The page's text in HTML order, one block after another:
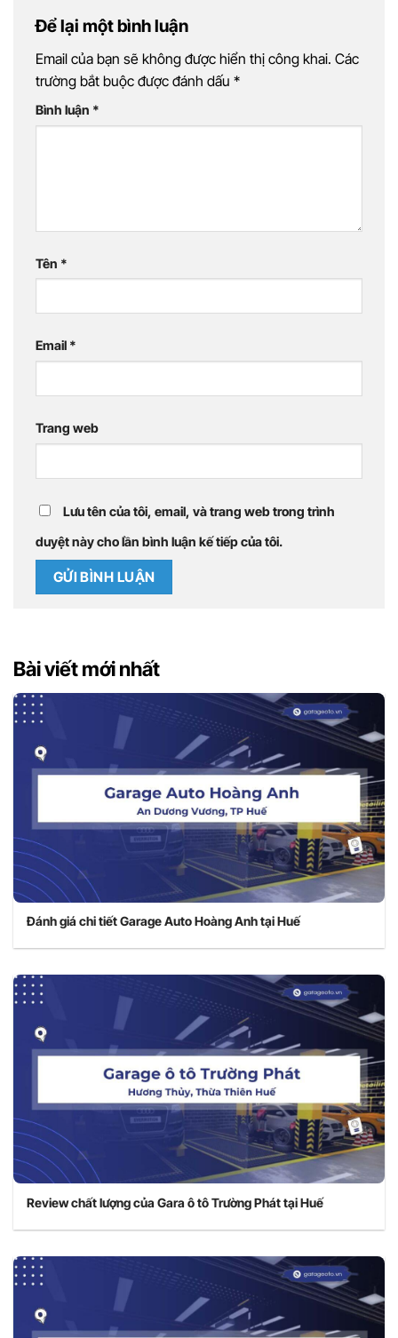
Để lại một bình luận
Email của bạn sẽ không được hiển thị công khai. Các
trường bắt buộc được đánh dấu *
Bình luận *
Tên *
Email *
Trang web
Lưu tên của tôi, email, và trang web trong trình
duyệt này cho lần bình luận kế tiếp của tôi.
Bài viết mới nhất
Đánh giá chi tiết Garage Auto Hoàng Anh tại Huế
Review chất lượng của Gara ô tô Trường Phát tại Huế